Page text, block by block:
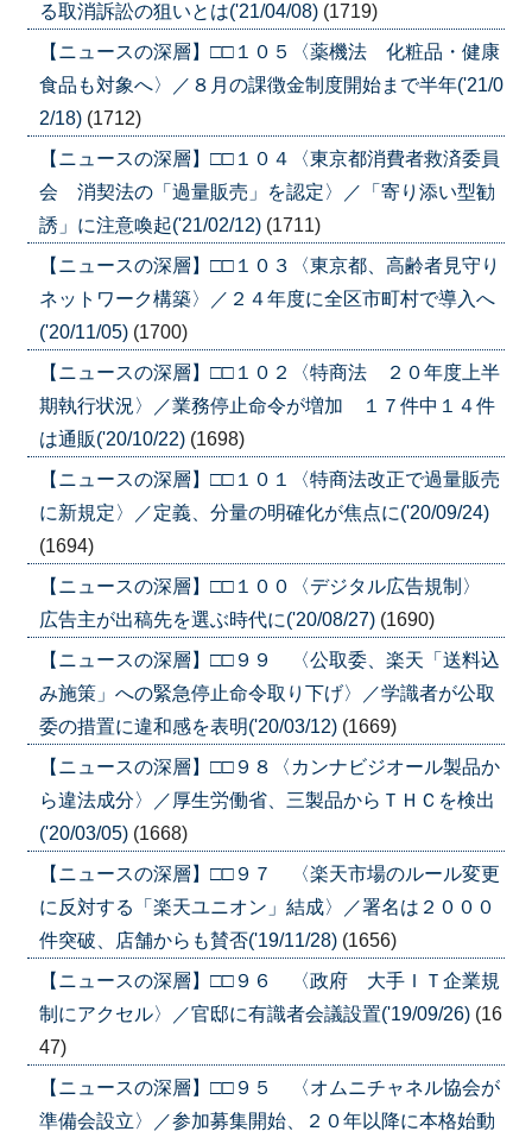
る取消訴訟の狙いとは('21/04/08) (1719)
【ニュースの深層】□□１０５〈薬機法 化粧品・健康
食品も対象へ〉／８月の課徴金制度開始まで半年('21/0
2/18) (1712)
【ニュースの深層】□□１０４〈東京都消費者救済委員
会 消契法の「過量販売」を認定〉／「寄り添い型勧
誘」に注意喚起('21/02/12) (1711)
【ニュースの深層】□□１０３〈東京都、高齢者見守り
ネットワーク構築〉／２４年度に全区市町村で導入へ
('20/11/05) (1700)
【ニュースの深層】□□１０２〈特商法 ２０年度上半
期執行状況〉／業務停止命令が増加 １７件中１４件
は通販('20/10/22) (1698)
【ニュースの深層】□□１０１〈特商法改正で過量販売
に新規定〉／定義、分量の明確化が焦点に('20/09/24)
(1694)
【ニュースの深層】□□１００〈デジタル広告規制〉
広告主が出稿先を選ぶ時代に('20/08/27) (1690)
【ニュースの深層】□□９９ 〈公取委、楽天「送料込
み施策」への緊急停止命令取り下げ〉／学識者が公取
委の措置に違和感を表明('20/03/12) (1669)
【ニュースの深層】□□９８〈カンナビジオール製品か
ら違法成分〉／厚生労働省、三製品からＴＨＣを検出
('20/03/05) (1668)
【ニュースの深層】□□９７ 〈楽天市場のルール変更
に反対する「楽天ユニオン」結成〉／署名は２０００
件突破、店舗からも賛否('19/11/28) (1656)
【ニュースの深層】□□９６ 〈政府 大手ＩＴ企業規
制にアクセル〉／官邸に有識者会議設置('19/09/26) (16
47)
【ニュースの深層】□□９５ 〈オムニチャネル協会が
準備会設立〉／参加募集開始、２０年以降に本格始動